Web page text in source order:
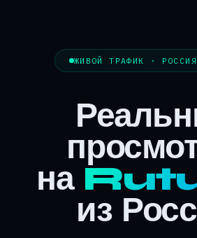
ЖИВОЙ ТРАФИК ·
на
из